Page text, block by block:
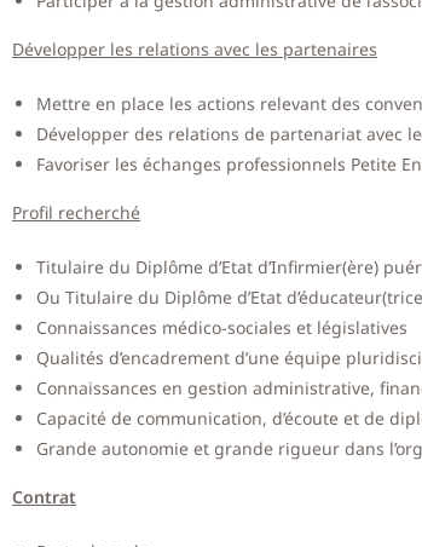
Développer les relations avec les partenaires
Mettre en place les actions relevant des
Développer des relations de partenariat avec
Favoriser les échanges professionnels Petite
Profil recherché
Titulaire du Diplôme d’Etat d’Infirmier(ère)
Ou Titulaire du Diplôme d’Etat
Connaissances médico-sociales et législatives
Qualités d’encadrement d’une équipe
Connaissances en gestion administrative,
Capacité de communication, d’écoute et de
Grande autonomie et grande rigueur dans
Contrat